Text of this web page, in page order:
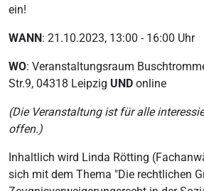
ein!
WANN: 21.10.2023, 13:00 - 16:00 Uhr
WO: Veranstaltungsraum
Str.9, 04318 Leipzig UND online
(Die Veranstaltung ist für alle
offen.)
Inhaltlich wird Linda Rötting
sich mit dem Thema "Die rechtlichen